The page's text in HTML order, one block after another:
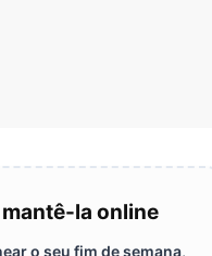
la online
o seu fim de semana,